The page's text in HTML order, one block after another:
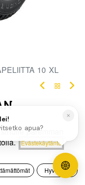
ostoskoriin
0
Toivelista Tili
10 XL
paremman
Evästekäytäntö
Hyväksyn